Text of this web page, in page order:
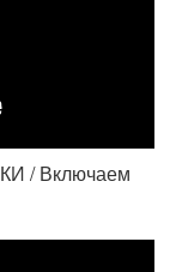
/ Включаем